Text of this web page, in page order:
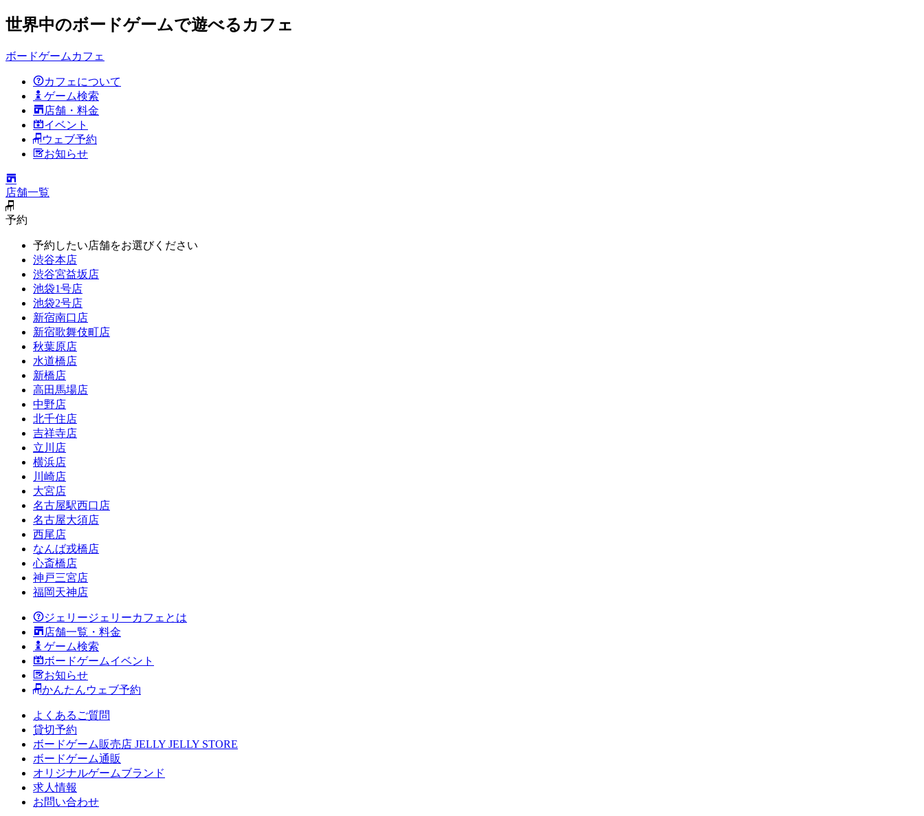
世界中のボードゲームで遊べるカフェ
ボードゲームカフェ
カフェについて
ゲーム検索
店舗・料金
イベント
ウェブ予約
お知らせ
店舗一覧
予約
予約したい店舗をお選びください
渋谷本店
渋谷宮益坂店
池袋1号店
池袋2号店
新宿南口店
新宿歌舞伎町店
秋葉原店
水道橋店
新橋店
高田馬場店
中野店
北千住店
吉祥寺店
立川店
横浜店
川崎店
大宮店
名古屋駅西口店
名古屋大須店
西尾店
なんば戎橋店
心斎橋店
神戸三宮店
福岡天神店
ジェリージェリーカフェとは
店舗一覧・料金
ゲーム検索
ボードゲームイベント
お知らせ
かんたんウェブ予約
よくあるご質問
貸切予約
ボードゲーム販売店 JELLY JELLY STORE
ボードゲーム通販
オリジナルゲームブランド
求人情報
お問い合わせ